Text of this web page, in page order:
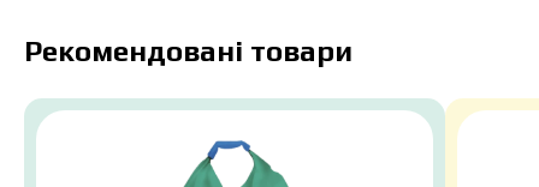
Рекомендовані товари